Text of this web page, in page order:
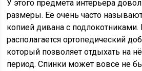
У этого предмета интерьера
размеры. Её очень часто
копией дивана с
располагается ортопедический
который позволяет отдыхать на
период. Спинки может вовсе не